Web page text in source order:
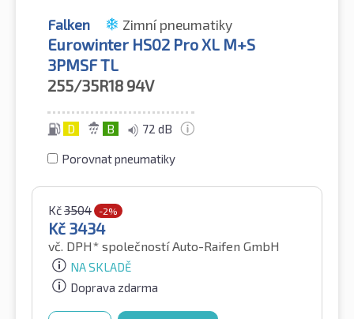
Falken Zimní pneumatiky
Eurowinter HS02 Pro XL M+S
3PMSF TL
255/35R18 94V
D B 72 dB
Porovnat pneumatiky
Kč3504 -2%
Kč 3434
vč. DPH* společností Auto-Raifen GmbH
NA SKLADĚ
Doprava zdarma